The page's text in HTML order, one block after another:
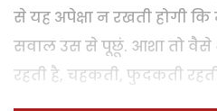
से यह अपेक्षा न रखती होगी
सवाल उस से पूछूं. आशा तो वैसे
रहती है, चहकती, फुदकती